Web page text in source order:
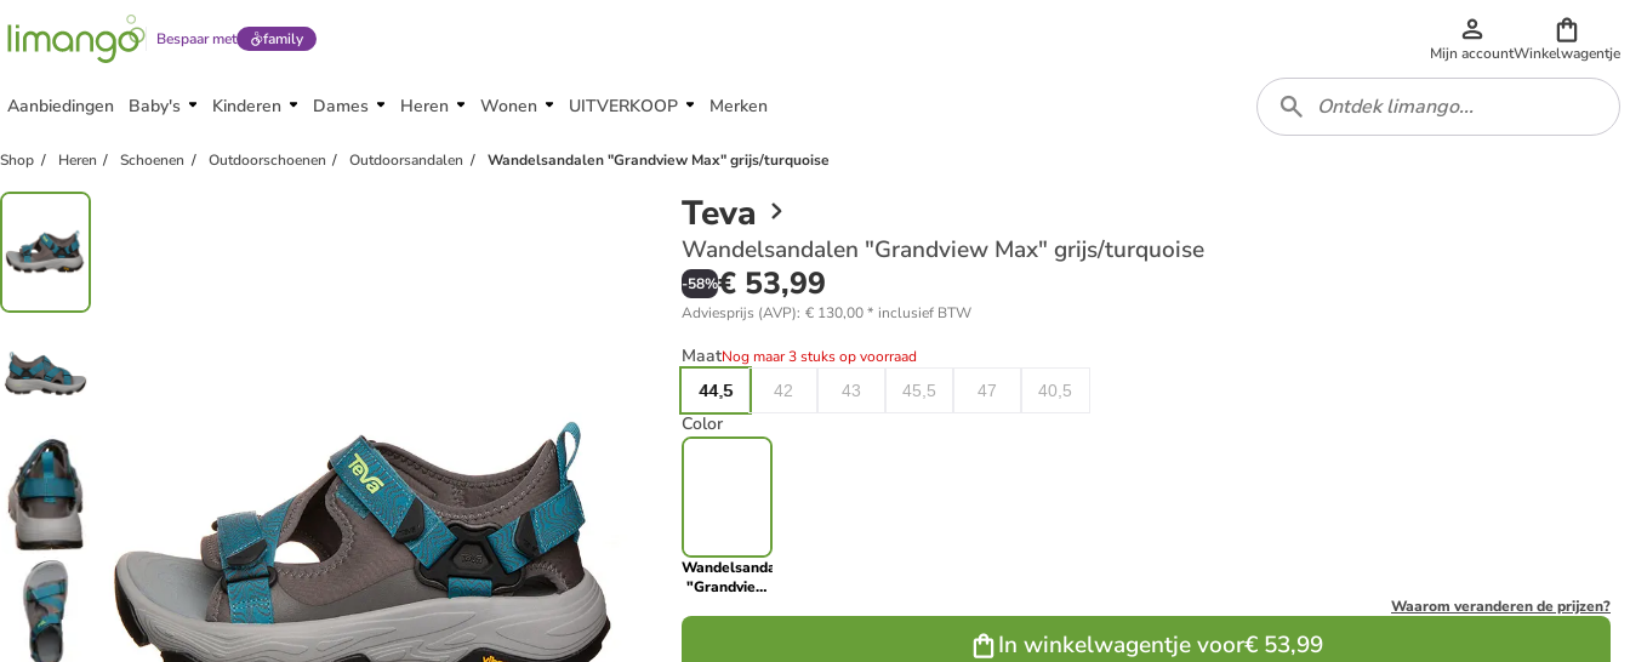
Bespaar met family
Mijn accountWinkelwagentje
Aanbiedingen Baby's Kinderen Dames Heren Wonen UITVERKOOP Merken
Shop Heren Schoenen Outdoorschoenen Outdoorsandalen Wandelsandalen "Grandview Max" grijs/turquoise
Teva
Wandelsandalen "Grandview Max" grijs/turquoise
-58%€ 53,99
Adviesprijs (AVP): € 130,00* inclusief BTW
MaatNog maar 3 stuks op voorraad
44,5
42 43 45,5 47 40,5
Color
Wandelsandalen
"Grandview
grijs/turquoise
Waarom veranderen de prijzen?
In winkelwagentje voor€ 53,99